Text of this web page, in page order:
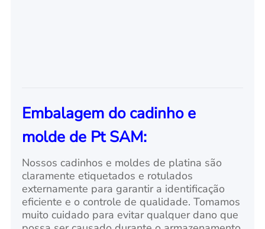
Embalagem do cadinho e
molde de Pt SAM:
Nossos cadinhos e moldes de platina são
claramente etiquetados e rotulados
externamente para garantir a identificação
eficiente e o controle de qualidade. Tomamos
muito cuidado para evitar qualquer dano que